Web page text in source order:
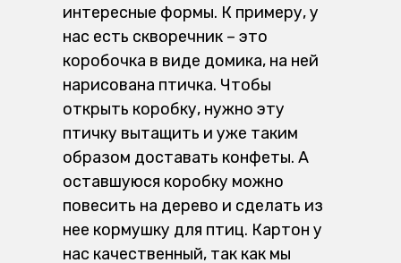
интересные формы. К примеру, у
нас есть скворечник – это
коробочка в виде домика, на ней
нарисована птичка. Чтобы
открыть коробку, нужно эту
птичку вытащить и уже таким
образом доставать конфеты. А
оставшуюся коробку можно
повесить на дерево и сделать из
нее кормушку для птиц. Картон у
нас качественный, так как мы